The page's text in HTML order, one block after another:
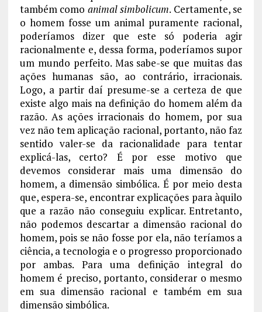
também como animal simbolicum. Certamente, se
o homem fosse um animal puramente racional,
poderíamos dizer que este só poderia agir
racionalmente e, dessa forma, poderíamos supor
um mundo perfeito. Mas sabe-se que muitas das
ações humanas são, ao contrário, irracionais.
Logo, a partir daí presume-se a certeza de que
existe algo mais na definição do homem além da
razão. As ações irracionais do homem, por sua
vez não tem aplicação racional, portanto, não faz
sentido valer-se da racionalidade para tentar
explicá-las, certo? É por esse motivo que
devemos considerar mais uma dimensão do
homem, a dimensão simbólica. É por meio desta
que, espera-se, encontrar explicações para àquilo
que a razão não conseguiu explicar. Entretanto,
não podemos descartar a dimensão racional do
homem, pois se não fosse por ela, não teríamos a
ciência, a tecnologia e o progresso proporcionado
por ambas. Para uma definição integral do
homem é preciso, portanto, considerar o mesmo
em sua dimensão racional e também em sua
dimensão simbólica.